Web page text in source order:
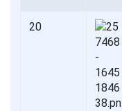
20